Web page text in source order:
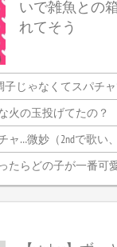
いで雑魚との
れてそう
じゃなくてスパチャでま
な火の玉投げてたの？
チャ…微妙（2ndで歌い
ったらどの子が一番可